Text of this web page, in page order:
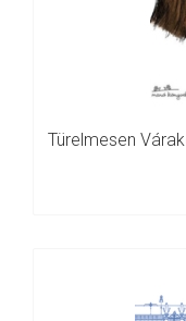
Türelmesen